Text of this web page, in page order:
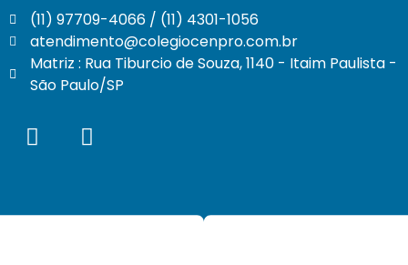
(11) 97709-4066 / (11) 4301-1056
atendimento@colegiocenpro.com.br
Matriz : Rua Tiburcio de Souza, 1140 - Itaim Paulista -
São Paulo/SP